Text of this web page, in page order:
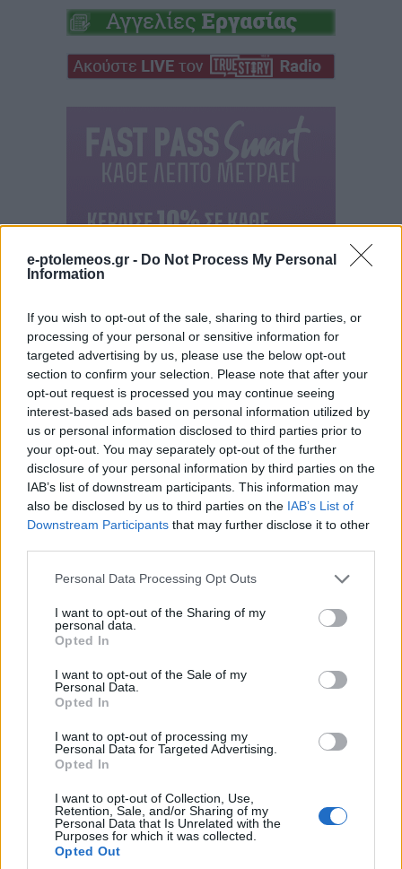
e-ptolemeos.gr - Do Not Process My Personal
Information
If you wish to opt-out of the sale, sharing to third parties, or
processing of your personal or sensitive information for
targeted advertising by us, please use the below opt-out
section to confirm your selection. Please note that after your
opt-out request is processed you may continue seeing
interest-based ads based on personal information utilized by
us or personal information disclosed to third parties prior to
your opt-out. You may separately opt-out of the further
disclosure of your personal information by third parties on the
IAB’s list of downstream participants. This information may
also be disclosed by us to third parties on the IAB’s List of
Downstream Participants that may further disclose it to other
Please note that this website/app uses one or more Google
not limited to your visit or usage behaviour. You may click to
grant or deny consent to Google and its third-party tags to
use your data for below specified purposes in below Google
consent section.
Personal Data Processing Opt Outs
I want to opt-out of the Sharing of my
personal data.
Opted In
I want to opt-out of the Sale of my
Personal Data.
Opted In
I want to opt-out of processing my
Personal Data for Targeted Advertising.
Opted In
I want to opt-out of Collection, Use,
Retention, Sale, and/or Sharing of my
Personal Data that Is Unrelated with the
Purposes for which it was collected.
Opted Out